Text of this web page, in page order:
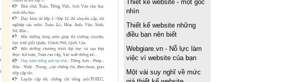
Thiết kế website - một góc
nhìn
Thiết kế website những
điều bạn nên biết
Webgiare.vn - Nỗ lực làm
việc vì website của bạn
Một vài suy nghĩ về mức